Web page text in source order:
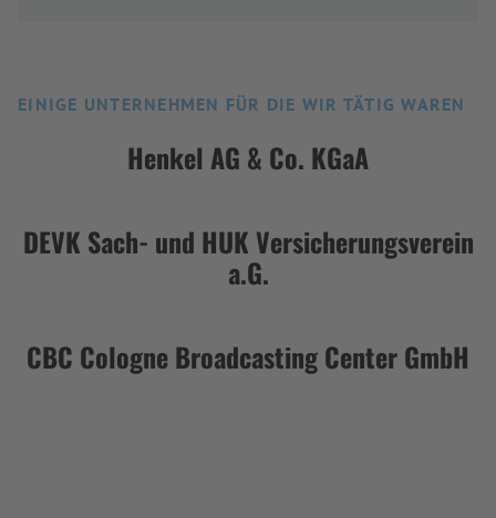
EINIGE UNTERNEHMEN FÜR DIE WIR TÄTIG WAREN
Henkel AG & Co. KGaA
DEVK Sach- und HUK Versicherungsverein
a.G.
CBC Cologne Broadcasting Center GmbH